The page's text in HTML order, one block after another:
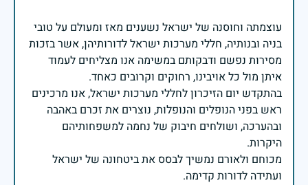
עוצמתה וחוסנה של ישראל נשענים מאז ומעולם על טובי
בניה ובנותיה, חללי מערכות ישראל לדורותיהן, אשר בזכות
מסירות נפשם ודבקותם במשימה אנו מצליחים לעמוד
בהתקדש יום הזיכרון לחללי מערכות ישראל, אנו מרכינים
ראש בפני הנופלים והנופלות, נוצרים את זכרם באהבה
ובהערכה, ושולחים חיבוק של נחמה למשפחותיהם
מכוחם ולאורם נמשיך לבסס את ביטחונה של ישראל
ועתידה לדורות קדימה.